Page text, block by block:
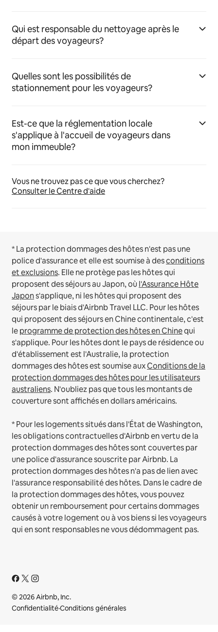
Qui est responsable du nettoyage après le
départ des voyageurs?
Quelles sont les possibilités de
stationnement pour les voyageurs?
Est-ce que la réglementation locale
s'applique à l'accueil de voyageurs dans
mon immeuble?
Vous ne trouvez pas ce que vous cherchez?
Consulter le Centre d'aide
* La protection dommages des hôtes n'est pas une
police d'assurance et elle est soumise à desconditions
et exclusions. Elle ne protège pas les hôtes qui
proposent des séjours au Japon, où l'Assurance Hôte
Japons'applique, ni les hôtes qui proposent des
séjours par le biais d'Airbnb Travel LLC. Pour les hôtes
qui proposent des séjours en Chine continentale, c'est
leprogramme de protection des hôtes en Chinequi
s'applique. Pour les hôtes dont le pays de résidence ou
d'établissement est l'Australie, la protection
dommages des hôtes est soumise auxConditions de la
protection dommages des hôtes pour les utilisateurs
australiens. N'oubliez pas que tous les montants de
couverture sont affichés en dollars américains.
* Pour les logements situés dans l'État de Washington,
les obligations contractuelles d'Airbnb en vertu de la
protection dommages des hôtes sont couvertes par
une police d'assurance souscrite par Airbnb. La
protection dommages des hôtes n'a pas de lien avec
l'assurance responsabilité des hôtes. Dans le cadre de
la protection dommages des hôtes, vous pouvez
obtenir un remboursement pour certains dommages
causés à votre logement ou à vos biens si les voyageurs
qui en sont responsables ne vous dédommagent pas.
© 2026 Airbnb, Inc.
Confidentialité·Conditions générales